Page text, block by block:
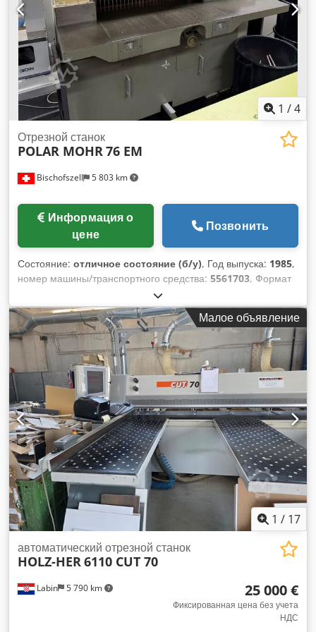
1 /4
Bischofszell 5 803 km
Отрезной станок
POLAR MOHR76 EM
цене
Позвонить
Состояние: отличное состояние (б/у), Год выпуска: 1985,
номер машины/транспортного средства: 5561703, Формат
(см): 76 Оборудование / дополнительная информация:
Боковые столы, воздушный стол, 1x запасной нож Dsdpfx
Adeydcuqjyewa
Малое объявление
1 / 17
Labin 5 790 km
автоматический отрезной станок
HOLZ-HER6110 CUT 70
25 000 €
Фиксированная цена без учета
НДС